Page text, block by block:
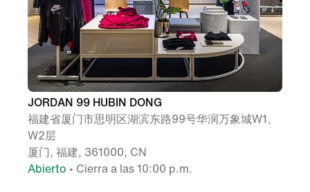
JORDAN 99 HUBIN DONG
福建省厦门市思明区湖滨东路99号华润万象城W1、
W2层
厦门, 福建, 361000, CN
Abierto • Cierra a las 10:00 p.m.